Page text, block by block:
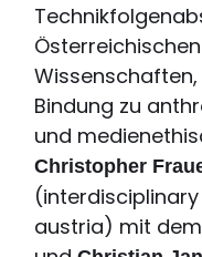
Bindung zu
und
Christopher
austria) mit dem